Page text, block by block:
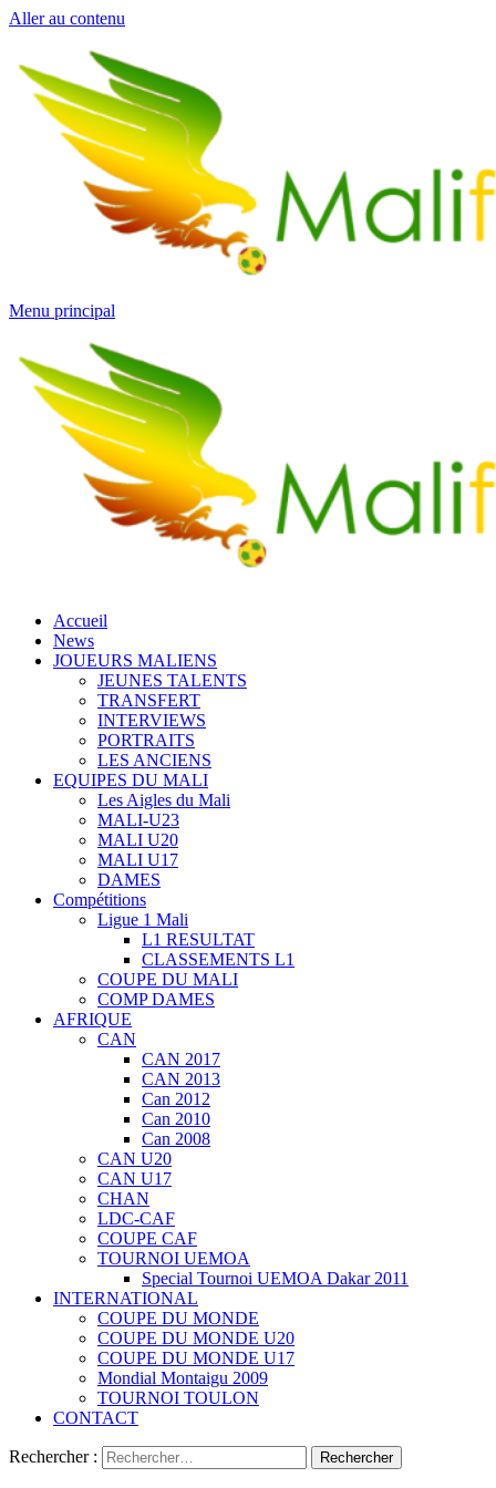
Aller au contenu
Menu principal
Accueil
News
JOUEURS MALIENS
JEUNES TALENTS
TRANSFERT
INTERVIEWS
PORTRAITS
LES ANCIENS
EQUIPES DU MALI
Les Aigles du Mali
MALI-U23
MALI U20
MALI U17
DAMES
Compétitions
Ligue 1 Mali
L1 RESULTAT
CLASSEMENTS L1
COUPE DU MALI
COMP DAMES
AFRIQUE
CAN
CAN 2017
CAN 2013
Can 2012
Can 2010
Can 2008
CAN U20
CAN U17
CHAN
LDC-CAF
COUPE CAF
TOURNOI UEMOA
Special Tournoi UEMOA Dakar 2011
INTERNATIONAL
COUPE DU MONDE
COUPE DU MONDE U20
COUPE DU MONDE U17
Mondial Montaigu 2009
TOURNOI TOULON
CONTACT
Rechercher :